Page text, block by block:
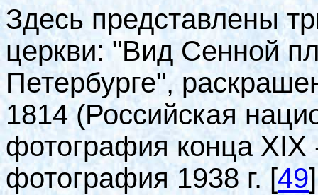
Здесь представлены
церкви: "Вид Сенной
Петербурге",
1814 (Российская
фотография конца
фотография 1938 г.[49]